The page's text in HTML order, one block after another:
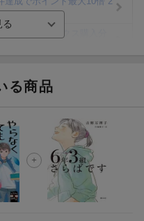
らえる＆抽選で豪華景品
散で300円OFFクーポン
る商品